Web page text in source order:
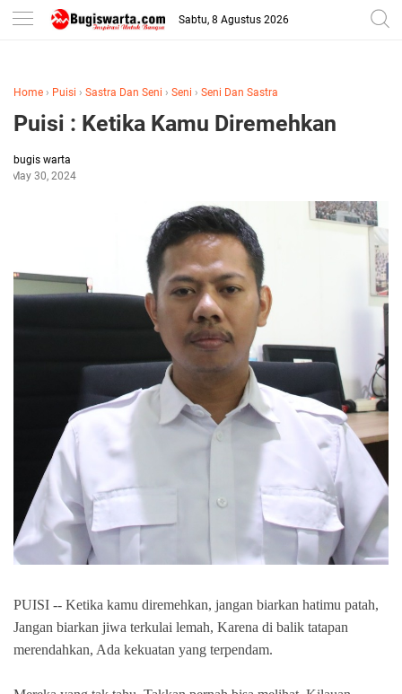
-->
Sabtu, 8 Agustus 2026
Home › Puisi › Sastra Dan Seni › Seni › Seni Dan Sastra
Puisi : Ketika Kamu Diremehkan
bugis warta
May 30, 2024
PUISI -- Ketika kamu diremehkan, jangan biarkan hatimu patah,
Jangan biarkan jiwa terkulai lemah, Karena di balik tatapan
merendahkan, Ada kekuatan yang terpendam.